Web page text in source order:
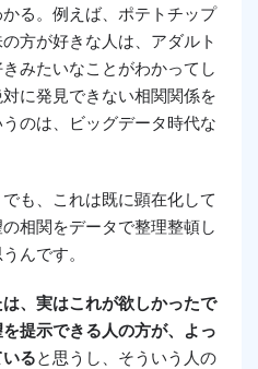
る。例えば、ポテトチップ
方が好きな人は、アダルト
みたいなことがわかってし
に発見できない相関関係を
のは、ビッグデータ時代な
も、これは既に顕在化して
相関をデータで整理整頓し
んです。
は、実はこれが欲しかったで
提示できる人の方が、よっ
ると思うし、そういう人の